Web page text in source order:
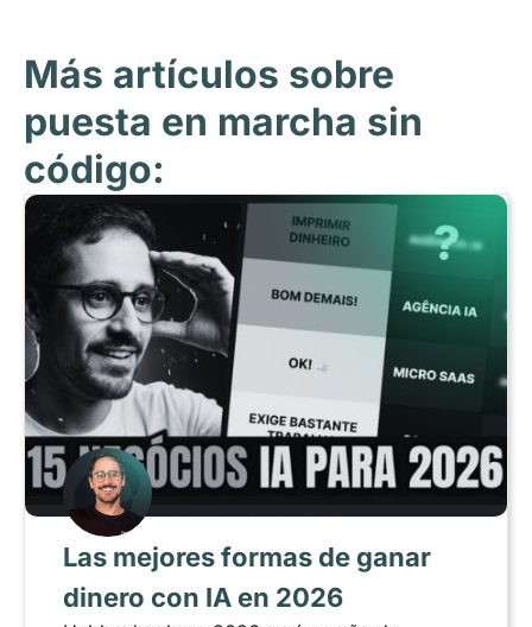
Más artículos sobre
puesta en marcha sin
código:
Las mejores formas de ganar
dinero con IA en 2026